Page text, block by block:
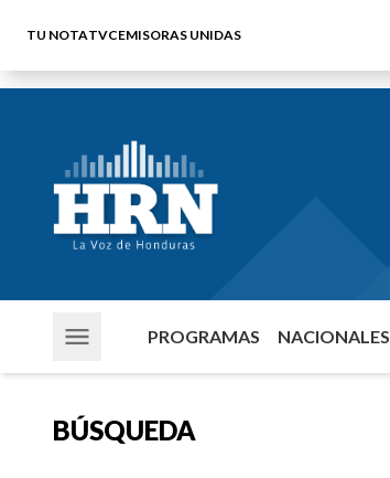
TU NOTATVCEMISORAS UNIDAS
PROGRAMAS NACIONALES
BÚSQUEDA